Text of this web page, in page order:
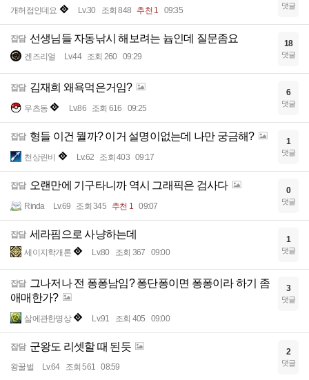
개허접인데요 Lv.30 조회 848 추천 1 09:35 댓글
잡담 선생님들 자동낚시 해보려는 늅인데 질문좀요
겐즈리얼 Lv.44 조회 260 09:29
18
댓글
잡담 김재희 왜욕먹은거임?
우츠동 Lv.86 조회 616 09:25
6
댓글
잡담 형들 이건 뭘까? 이거 설명이없는데 나만 궁금해?
천상린비 Lv.62 조회 403 09:17
1
댓글
잡담 오랜만에 기구타니까 역시 그래픽은 검사다
Rinda Lv.69 조회 345 추천 1 09:07
0
댓글
잡담 세라핌으로 사냥하는데
세이지학개론 Lv.80 조회 367 09:00
1
댓글
잡담 그나저나 전 퐁퐁남임? 퐁단퐁이면 퐁퐁이라 하기 좀
애매한가?
삶에관한명상 Lv.91 조회 405 09:00
3
댓글
잡담 군왕도 리셋할 때 된듯
왕꿀벌 Lv.64 조회 561 08:59
2
댓글